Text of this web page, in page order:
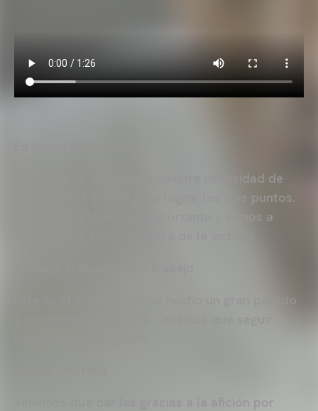
Este partido demuestra nuestra necesidad de
luchar hasta el final para lograr los tres puntos.
Pero, un punto es muy importante y vamos a
Este es el camino. Hemos hecho un gran partido
Tenemos que dar las gracias a la afición por